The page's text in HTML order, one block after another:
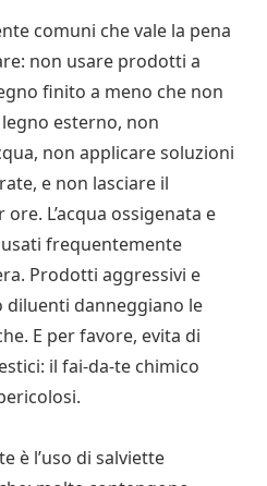
comuni che vale la pena
non usare prodotti a
finito a meno che non
esterno, non
non applicare soluzioni
e non lasciare il
L’acqua ossigenata e
usati frequentemente
Prodotti aggressivi e
diluenti danneggiano le
E per favore, evita di
il fai-da-te chimico
è l’uso di salviette